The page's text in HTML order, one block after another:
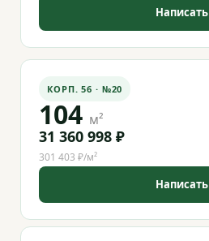
Написать
КОРП. 56 · №20
104 м²
31 360 998 ₽
301 403 ₽/м²
Написать